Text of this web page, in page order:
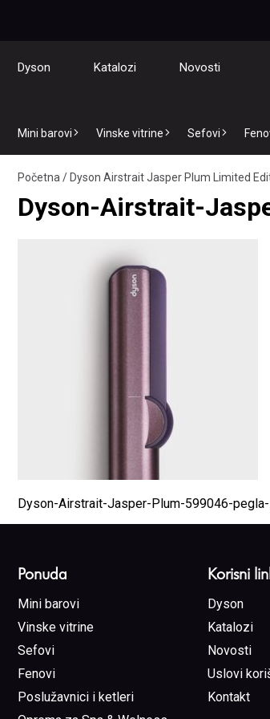
Dyson Katalozi Novosti
Mini barovi Vinske vitrine Sefovi
Početna /Dyson Airstrait Jasper Plum Limited
Dyson-Airstrait-
Dyson-Airstrait-Jasper-Plum-599046-
Ponuda
Mini barovi
Vinske vitrine
Sefovi
Fenovi
Poslužavnici i ketleri
Korisni
Dyson
Katalozi
Novosti
Uslovi
Kontakt